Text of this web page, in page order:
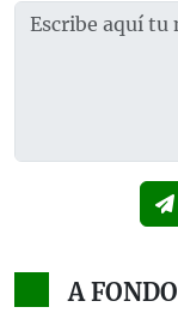
A FONDO